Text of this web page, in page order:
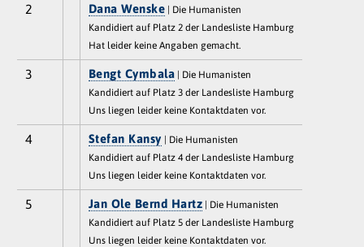
2 Dana Wenske | Die Humanisten
Kandidiert auf Platz 2 der Landesliste Hamburg
Hat leider keine Angaben gemacht.
3 Bengt Cymbala | Die Humanisten
Kandidiert auf Platz 3 der Landesliste Hamburg
Uns liegen leider keine Kontaktdaten vor.
4 Stefan Kansy | Die Humanisten
Kandidiert auf Platz 4 der Landesliste Hamburg
Uns liegen leider keine Kontaktdaten vor.
5 Jan Ole Bernd Hartz | Die Humanisten
Kandidiert auf Platz 5 der Landesliste Hamburg
Uns liegen leider keine Kontaktdaten vor.